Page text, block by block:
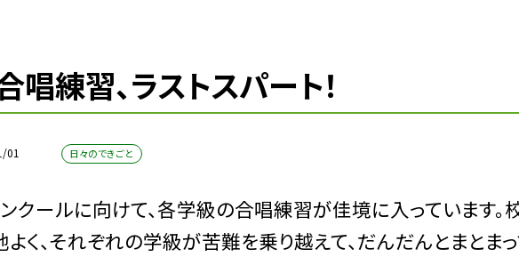
練習、ラストスパート！
01 日々のできごと
ールに向けて、各学級の合唱練習が佳境に入っています。
く、それぞれの学級が苦難を乗り越えて、だんだんとまとま